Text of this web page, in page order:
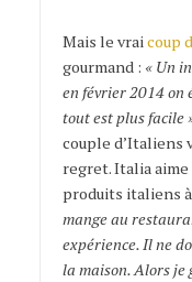
Mais le vrai coup
gourmand : « Un
en février 2014 on
tout est plus facile
couple d’Italiens
regret. Italia
produits italiens
mange au
expérience. Il ne
la maison. Alors je